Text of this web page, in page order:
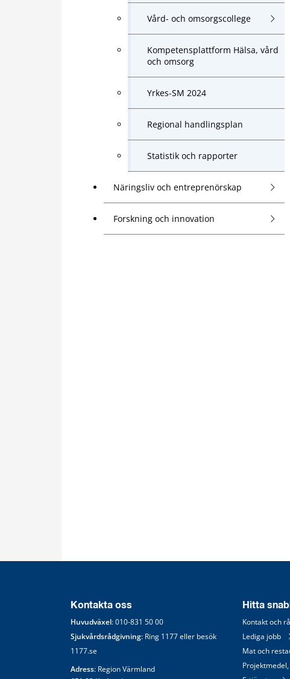
Vård- och omsorgscollege
Kompetensplattform Hälsa, vård
och omsorg
Yrkes-SM 2024
Regional handlingsplan
Statistik och rapporter
Näringsliv och entreprenörskap
Forskning och innovation
Kontakta oss
Huvudväxel: 010-831 50 00
Sjukvårdsrådgivning: Ring 1177 eller besök
1177.se
Adress: Region Värmland
Hitta
Kontakt och
Lediga jobb
Mat och